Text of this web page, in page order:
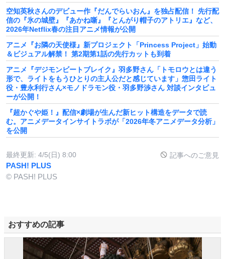
空知英秋さんのデビュー作『だんでらいおん』を独占配信！ 先行配
信の『氷の城壁』『あかね噺』『とんがり帽子のアトリエ』など、
2026年Netflix春の注目アニメ情報が公開
アニメ『お隣の天使様』新プロジェクト「Princess Project」始動
＆ビジュアル解禁！ 第2期第1話の先行カットも到着
アニメ『デジモンビートブレイク』羽多野さん「トモロウとは違う
形で、ライトをもうひとりの主人公だと感じています」惣田ライト
役・豊永利行さん×モノドラモン役・羽多野渉さん 対談インタビュ
ーが公開！
『超かぐや姫！』配信×劇場が生んだ新ヒット構造をデータで読
む。アニメデータインサイトラボが「2026年冬アニメデータ分析」
を公開
最終更新: 4/5(日) 8:00 記事へのご意見
PASH! PLUS
© PASH! PLUS
おすすめの記事